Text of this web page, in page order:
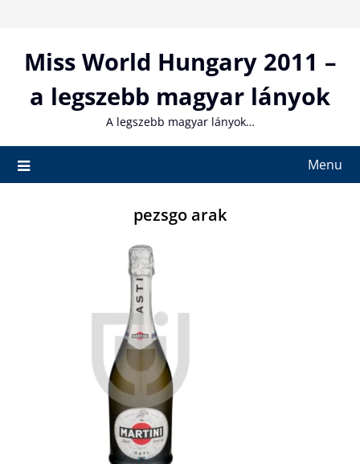
contentMiss World Hungary 2011 –
a legszebb magyar lányok
A legszebb magyar lányok…
Menu
pezsgo arak